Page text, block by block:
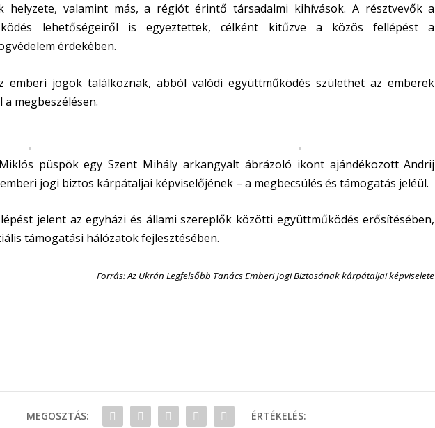
helyzete, valamint más, a régiót érintő társadalmi kihívások. A résztvevők a
lehetőségeiről is egyeztettek, célként kitűzve a közös fellépést a
érdekében.
emberi jogok találkoznak, abból valódi együttműködés születhet az emberek
a megbeszélésen.
püspök egy Szent Mihály arkangyalt ábrázoló ikont ajándékozott Andrij
jogi biztos kárpátaljai képviselőjének – a megbecsülés és támogatás jeléül.
jelent az egyházi és állami szereplők közötti együttműködés erősítésében,
támogatási hálózatok fejlesztésében.
Forrás: Az Ukrán Legfelsőbb Tanács Emberi Jogi Biztosának kárpátaljai képviselete
MEGOSZTÁS: ÉRTÉKELÉS: